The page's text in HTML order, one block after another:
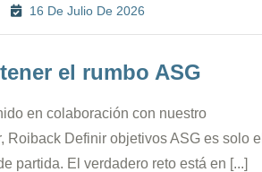
16 De Julio De 2026
el rumbo ASG
en colaboración con nuestro
Roiback Definir objetivos ASG es solo el
partida. El verdadero reto está en [...]